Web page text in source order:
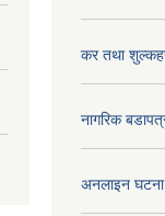
कर तथा
नागरिक
अनलाइन घटना